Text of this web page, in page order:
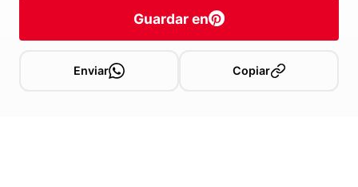
Guardar en
Enviar Copiar